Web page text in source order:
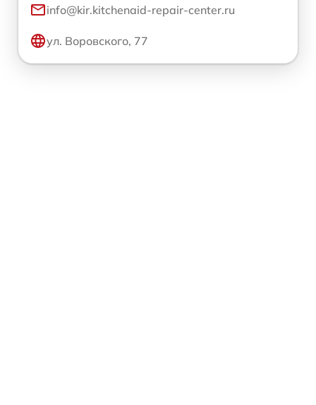
info@kir.kitchenaid-repair-center.ru
ул. Воровского, 77